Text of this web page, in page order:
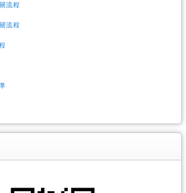
流程
流程